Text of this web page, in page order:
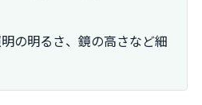
の明るさ、鏡の高さなど細